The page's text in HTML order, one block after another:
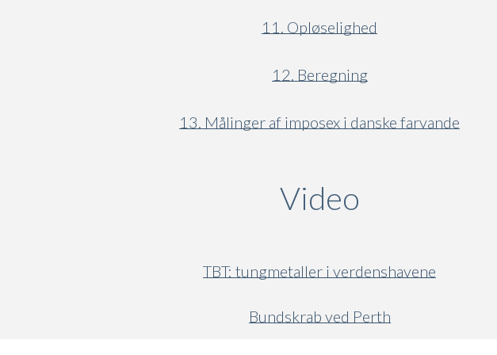
11. Opløselighed
12. Beregning
13. Målinger af imposex i danske farvande
Video
TBT: tungmetaller i verdenshavene
Bundskrab ved Perth